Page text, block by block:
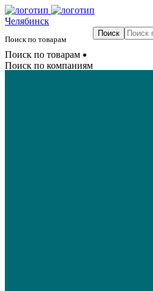
Челябинск
Поиск по товарам
Поиск по товарам
Поиск по компаниям